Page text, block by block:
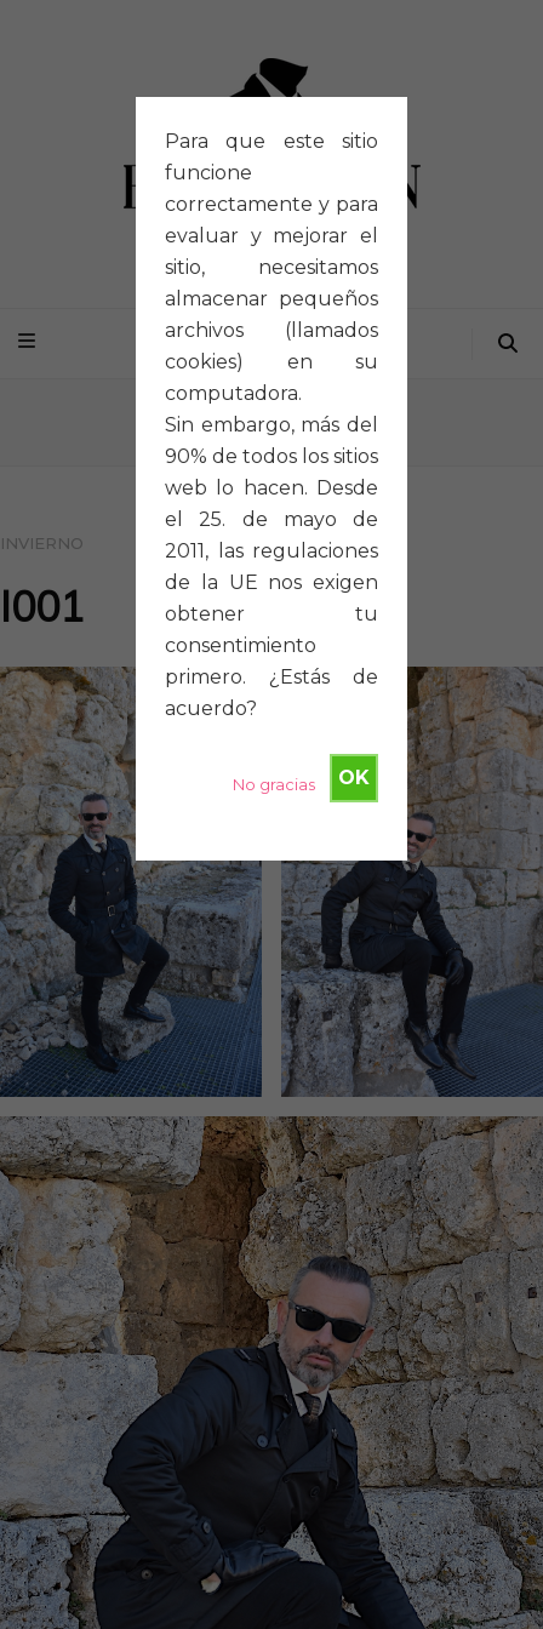
Para que este sitio
funcione
correctamente y para
evaluar y mejorar el
sitio, necesitamos
almacenar pequeños
archivos (llamados
cookies) en su
computadora.
Sin embargo, más del
90% de todos los sitios
web lo hacen. Desde
el 25. de mayo de
2011, las regulaciones
de la UE nos exigen
obtener tu
consentimiento
primero. ¿Estás de
acuerdo?
OK
No gracias
Inicio / Portfolios/I001
INVIERNO
I001